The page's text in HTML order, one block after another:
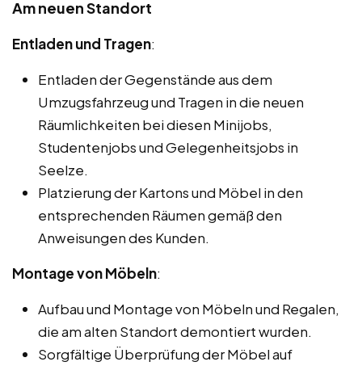
Am neuen Standort
Entladen und Tragen:
Entladen der Gegenstände aus dem
Umzugsfahrzeug und Tragen in die neuen
Räumlichkeiten bei diesen Minijobs,
Studentenjobs und Gelegenheitsjobs in
Seelze.
Platzierung der Kartons und Möbel in den
entsprechenden Räumen gemäß den
Anweisungen des Kunden.
Montage von Möbeln:
Aufbau und Montage von Möbeln und Regalen,
die am alten Standort demontiert wurden.
Sorgfältige Überprüfung der Möbel auf